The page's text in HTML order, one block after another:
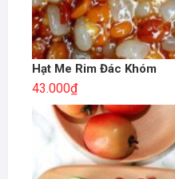
Hạt Me Rim Đác Khóm
43.000₫